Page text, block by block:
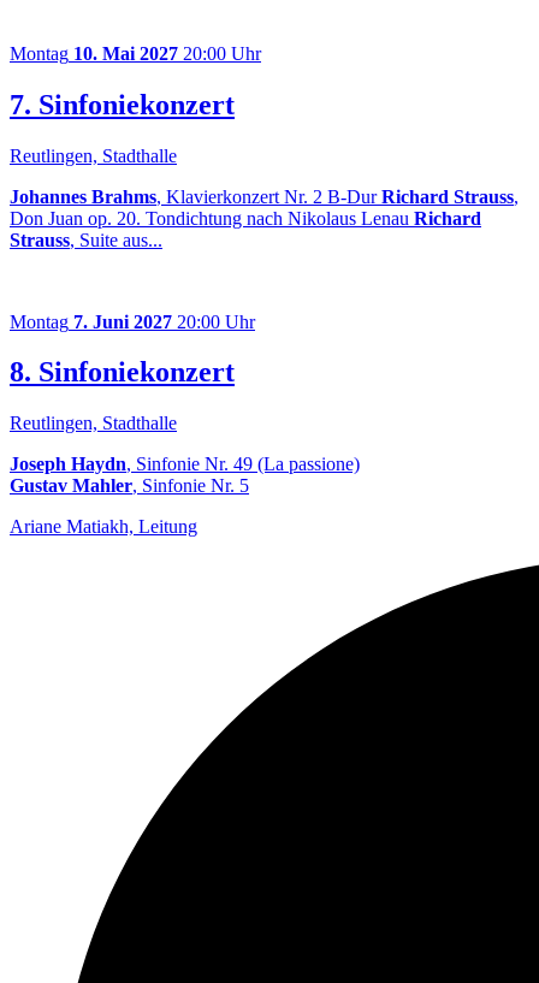
Montag 10. Mai 2027 20:00 Uhr
7. Sinfoniekonzert
Reutlingen, Stadthalle
Johannes Brahms, Klavierkonzert Nr. 2 B-DurRichard Strauss,
Don Juan op. 20. Tondichtung nach Nikolaus Lenau Richard
Strauss, Suite aus...
Montag 7. Juni 2027 20:00 Uhr
8. Sinfoniekonzert
Reutlingen, Stadthalle
Joseph Haydn, Sinfonie Nr. 49 (La passione)
Gustav Mahler, Sinfonie Nr. 5
Ariane Matiakh, Leitung